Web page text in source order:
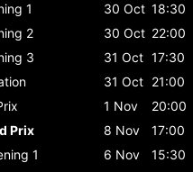
1 30 Oct 18:30
2 30 Oct 22:00
3 31 Oct 17:30
31 Oct 21:00
1 Nov
20:00
Prix
8 Nov
17:00
1 6 Nov
15:30